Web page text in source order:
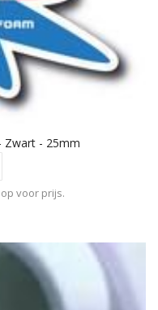
Zwart - 25mm
voor prijs.